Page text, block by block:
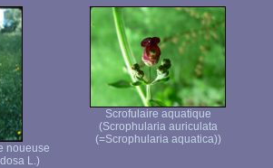
noueuse
L.)
Scrofulaire aquatique
(Scrophularia auriculata
(=Scrophularia aquatica))